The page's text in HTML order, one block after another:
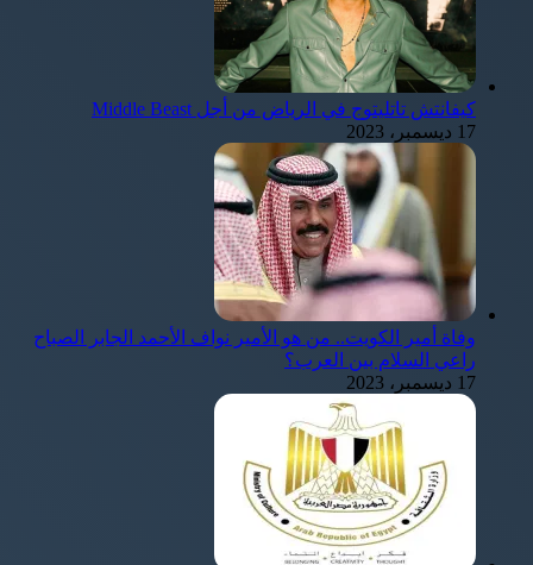
كيفانتش تاتليتوج في الرياض من أجل Middle Beast
17 ديسمبر، 2023
وفاة أمير الكويت.. من هو الأمير نواف الأحمد الجابر الصباح
راعي السلام بين العرب؟
17 ديسمبر، 2023